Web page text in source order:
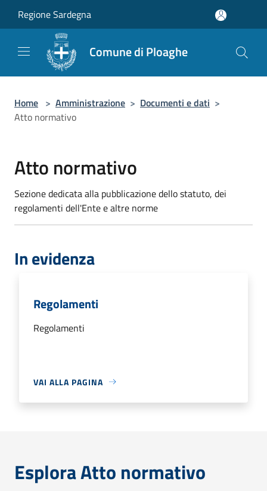
Regione Sardegna
Comune di Ploaghe
Home > Amministrazione > Documenti e dati >
Atto normativo
Atto normativo
Sezione dedicata alla pubblicazione dello statuto, dei
regolamenti dell'Ente e altre norme
In evidenza
Regolamenti
Regolamenti
VAI ALLA PAGINA
Esplora Atto normativo